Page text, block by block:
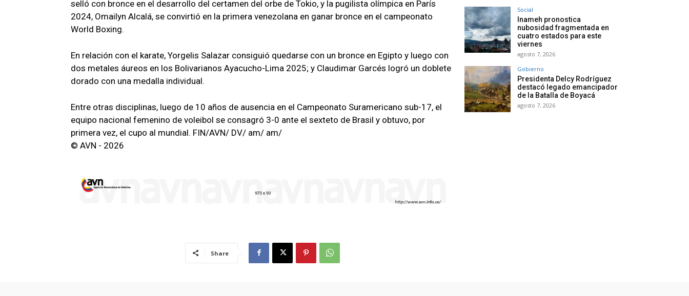
selló con bronce en el desarrollo del certamen del orbe de Tokio, y la pugilista olímpica en París
2024, Omailyn Alcalá, se convirtió en la primera venezolana en ganar bronce en el campeonato
World Boxing.
En relación con el karate, Yorgelis Salazar consiguió quedarse con un bronce en Egipto y luego con
dos metales áureos en los Bolivarianos Ayacucho-Lima 2025; y Claudimar Garcés logró un doblete
dorado con una medalla individual.
Entre otras disciplinas, luego de 10 años de ausencia en el Campeonato Suramericano sub-17, el
equipo nacional femenino de voleibol se consagró 3-0 ante el sexteto de Brasil y obtuvo, por
primera vez, el cupo al mundial. FIN/AVN/ DV/ am/ am/
© AVN - 2026
Share
Social
Inameh pronostica
nubosidad fragmentada en
cuatro estados para este
viernes
agosto 7, 2026
Gobierno
Presidenta Delcy Rodríguez
destacó legado emancipador
de la Batalla de Boyacá
agosto 7, 2026